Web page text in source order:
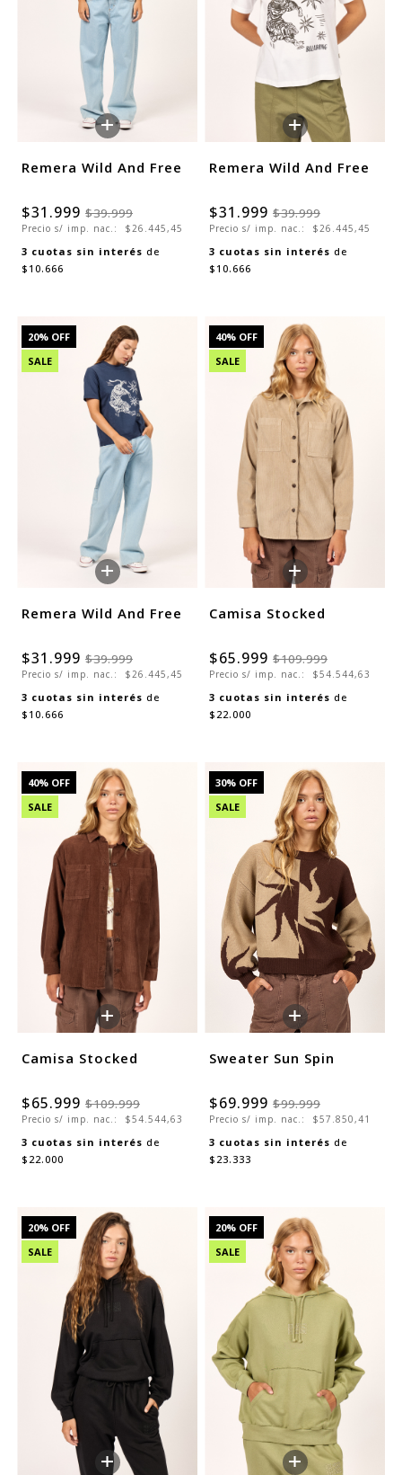
+
Remera Wild And Free
$31.999 $39.999
Precio s/ imp. nac.: $26.445,45
3 cuotas sin interés de
$10.666
+
Remera Wild And Free
$31.999 $39.999
Precio s/ imp. nac.: $26.445,45
3 cuotas sin interés de
$10.666
20% OFF
SALE
+
Remera Wild And Free
$31.999 $39.999
Precio s/ imp. nac.: $26.445,45
3 cuotas sin interés de
$10.666
40% OFF
SALE
+
Camisa Stocked
$65.999 $109.999
Precio s/ imp. nac.: $54.544,63
3 cuotas sin interés de
$22.000
40% OFF
SALE
+
Camisa Stocked
$65.999 $109.999
Precio s/ imp. nac.: $54.544,63
3 cuotas sin interés de
$22.000
30% OFF
SALE
+
Sweater Sun Spin
$69.999 $99.999
Precio s/ imp. nac.: $57.850,41
3 cuotas sin interés de
$23.333
20% OFF
SALE
+
20% OFF
SALE
+